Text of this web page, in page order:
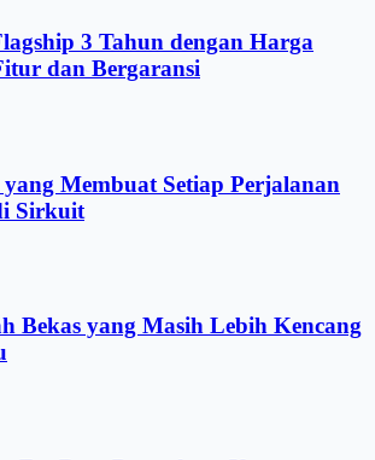
3 Tahun dengan Harga
dan Bergaransi
Membuat Setiap Perjalanan
Sirkuit
Bekas yang Masih Lebih Kencang